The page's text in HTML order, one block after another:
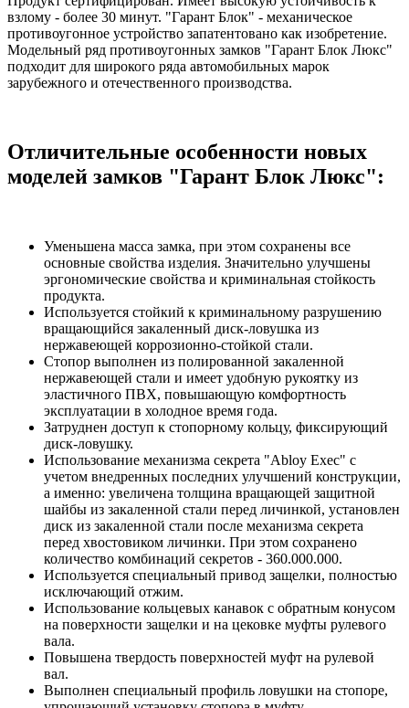
взлому - более 30 минут. "Гарант Блок" - механическое
противоугонное устройство запатентовано как изобретение.
Модельный ряд противоугонных замков "Гарант Блок Люкс"
подходит для широкого ряда автомобильных марок
зарубежного и отечественного производства.
Отличительные особенности новых
моделей замков "Гарант Блок Люкс":
Уменьшена масса замка, при этом сохранены все
основные свойства изделия. Значительно улучшены
эргономические свойства и криминальная стойкость
продукта.
Используется стойкий к криминальному разрушению
вращающийся закаленный диск-ловушка из
нержавеющей коррозионно-стойкой стали.
Стопор выполнен из полированной закаленной
нержавеющей стали и имеет удобную рукоятку из
эластичного ПВХ, повышающую комфортность
эксплуатации в холодное время года.
Затруднен доступ к стопорному кольцу, фиксирующий
диск-ловушку.
Использование механизма секрета "Abloy Exec" с
учетом внедренных последних улучшений конструкции,
а именно: увеличена толщина вращающей защитной
шайбы из закаленной стали перед личинкой, установлен
диск из закаленной стали после механизма секрета
перед хвостовиком личинки. При этом сохранено
количество комбинаций секретов - 360.000.000.
Используется специальный привод защелки, полностью
исключающий отжим.
Использование кольцевых канавок с обратным конусом
на поверхности защелки и на цековке муфты рулевого
вала.
Повышена твердость поверхностей муфт на рулевой
вал.
Выполнен специальный профиль ловушки на стопоре,